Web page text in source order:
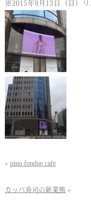
※2015年9月13日（日）
« pino fondue cafe
カッパ寿司の新業態 »